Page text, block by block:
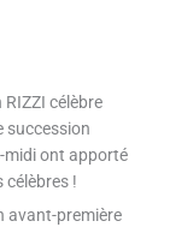
célèbre
succession
midi ont apporté
célèbres !
avant-première